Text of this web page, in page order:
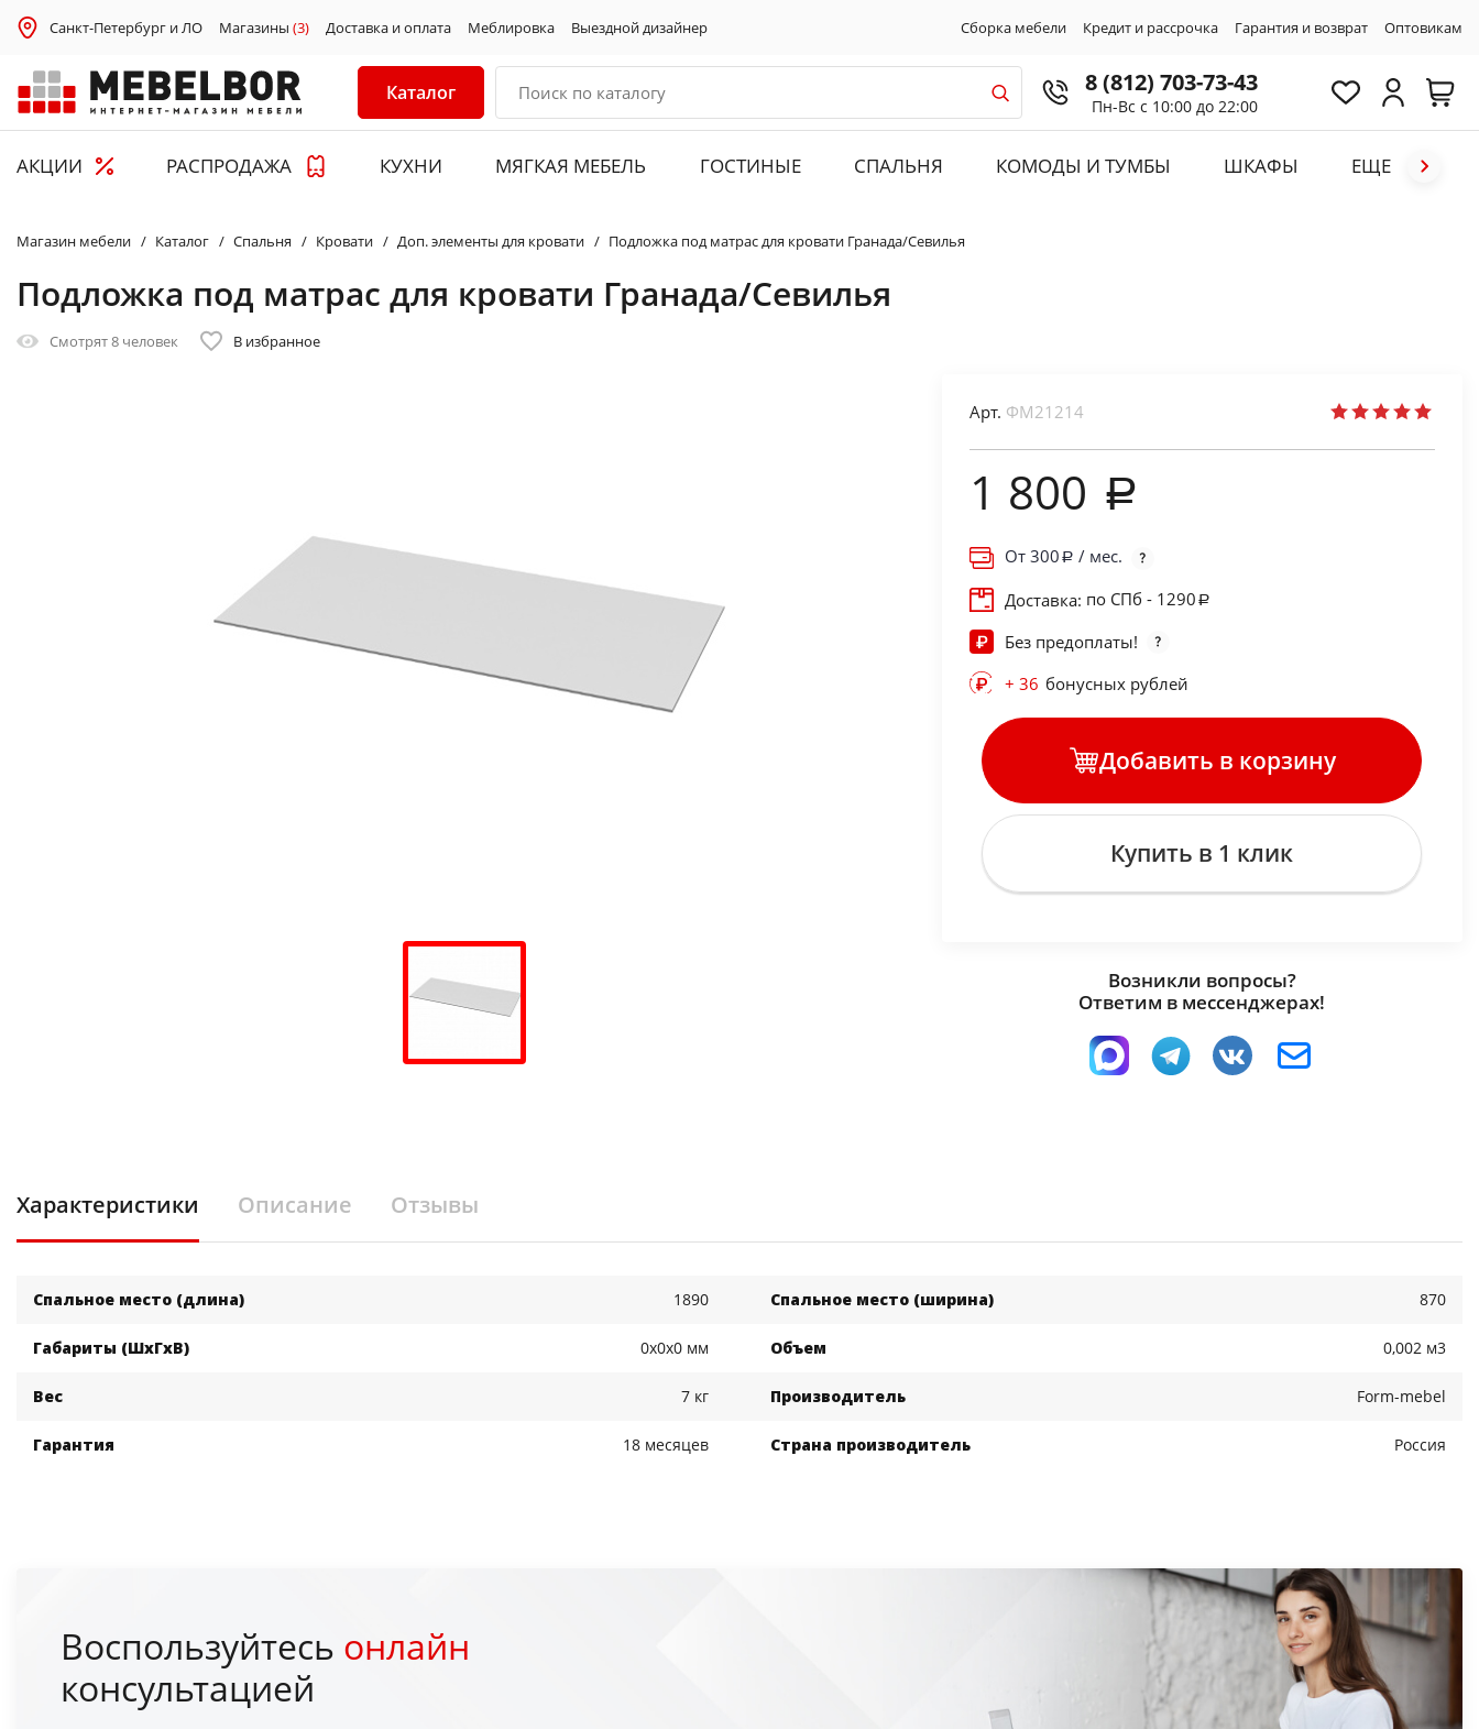
Санкт-Петербург и ЛО Магазины (3) Доставка и оплата Меблировка Выездной дизайнер Сборка мебели Кредит и рассрочка Гарантия и возврат Оптовикам
Каталог 8 (812) 703-73-43
Пн-Вс с 10:00 до 22:00
АКЦИИ РАСПРОДАЖА КУХНИ МЯГКАЯ МЕБЕЛЬ ГОСТИНЫЕ СПАЛЬНЯ КОМОДЫ И ТУМБЫ ШКАФЫ ЕЩЕ
Магазин мебели Каталог Спальня Кровати Доп. элементы для кровати Подложка под матрас для кровати Гранада/Севилья
Подложка под матрас для кровати Гранада/Севилья
Смотрят8 человек В избранное
Арт. ФМ21214
1 800
От 300
/ мес.
Доставка: по СПб - 1290
Без предоплаты!
+ 36 бонусных рублей
Добавить в корзину
Купить в 1 клик
Возникли вопросы?
Ответим в мессенджерах!
Характеристики Описание Отзывы
Спальное место (длина) 1890 Спальное место (ширина) 870
Габариты (ШхГхВ) 0x0x0 мм Объем 0,002 м3
Вес 7 кг Производитель Form-mebel
Гарантия 18 месяцев Страна производитель Россия
Воспользуйтесь онлайн
консультацией